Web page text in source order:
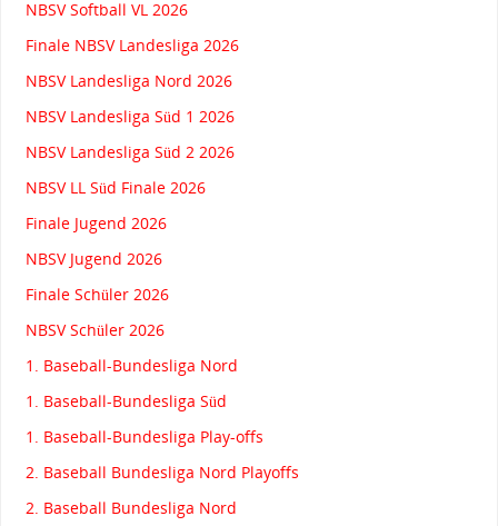
NBSV Softball VL 2026
Finale NBSV Landesliga 2026
NBSV Landesliga Nord 2026
NBSV Landesliga Süd 1 2026
NBSV Landesliga Süd 2 2026
NBSV LL Süd Finale 2026
Finale Jugend 2026
NBSV Jugend 2026
Finale Schüler 2026
NBSV Schüler 2026
1. Baseball-Bundesliga Nord
1. Baseball-Bundesliga Süd
1. Baseball-Bundesliga Play-offs
2. Baseball Bundesliga Nord Playoffs
2. Baseball Bundesliga Nord